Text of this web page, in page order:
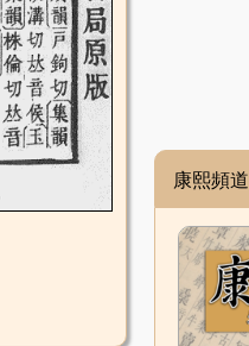
康熙頻道